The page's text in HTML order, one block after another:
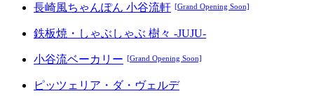
長崎風ちゃんぽん 小谷流軒 [Grand Opening Soon]
鉄板焼・しゃぶしゃぶ 樹々 -JUJU-
小谷流ベーカリー [Grand Opening Soon]
ピッツェリア・ダ・ヴェルデ